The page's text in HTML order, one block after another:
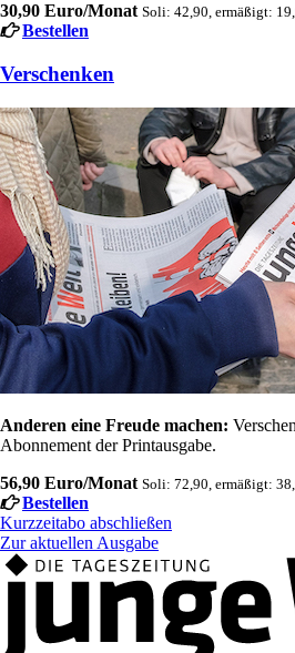
30,90 Euro/Monat Soli: 42,90, ermäßigt:
Bestellen
Verschenken
Anderen eine Freude machen:
Abonnement der Printausgabe.
56,90 Euro/Monat Soli: 72,90, ermäßigt:
Bestellen
Kurzzeitabo abschließen
Zur aktuellen Ausgabe